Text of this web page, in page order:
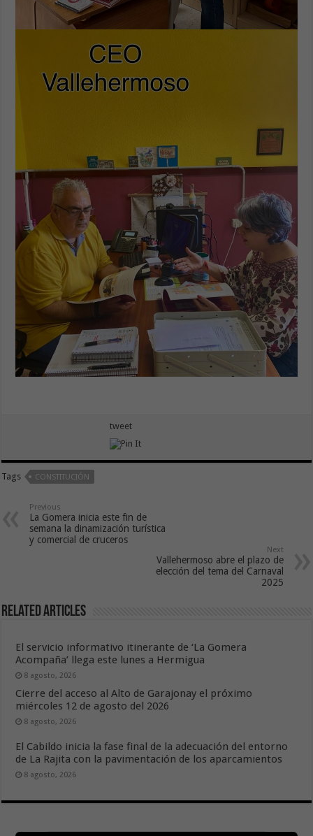
tweet
Tags CONSTITUCIÓN
Previous
La Gomera inicia este fin de
semana la dinamización turística
y comercial de cruceros
Next
Vallehermoso abre el plazo de
elección del tema del Carnaval
2025
Related Articles
El servicio informativo itinerante de ‘La Gomera
Acompaña’ llega este lunes a Hermigua
8 agosto, 2026
Cierre del acceso al Alto de Garajonay el próximo
miércoles 12 de agosto del 2026
8 agosto, 2026
El Cabildo inicia la fase final de la adecuación del entorno
de La Rajita con la pavimentación de los aparcamientos
8 agosto, 2026